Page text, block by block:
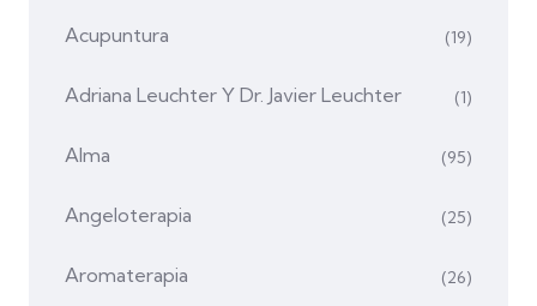
Acupuntura (19)
Adriana Leuchter Y Dr. Javier Leuchter (1)
Alma (95)
Angeloterapia (25)
Aromaterapia (26)